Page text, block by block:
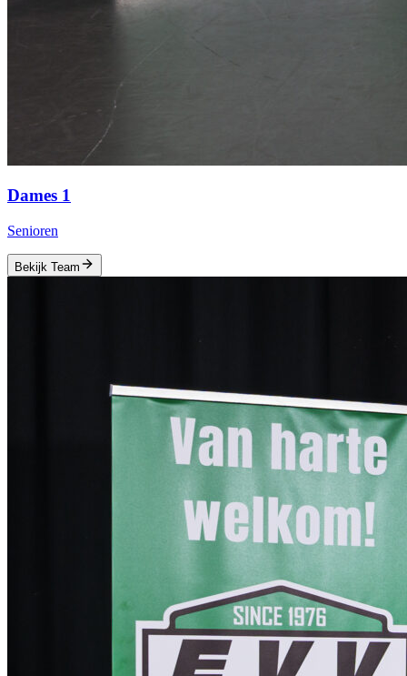
Dames 1
Senioren
Bekijk Team